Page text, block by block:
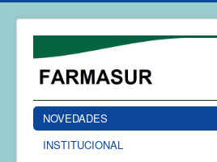
NOVEDADES
INSTITUCIONAL